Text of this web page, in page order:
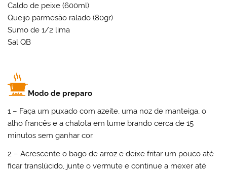
Caldo de peixe (600ml)
Queijo parmesão ralado (80gr)
Sumo de 1/2 lima
Sal QB
Modo de preparo
1 – Faça um puxado com azeite, uma noz de manteiga, o
alho francês e a chalota em lume brando cerca de 15
minutos sem ganhar cor.
2 – Acrescente o bago de arroz e deixe fritar um pouco até
ficar translúcido, junte o vermute e continue a mexer até